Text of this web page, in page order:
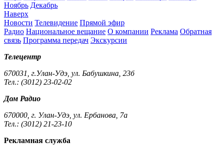
Ноябрь Декабрь
Наверх
Новости Телевидение Прямой эфир
Радио Национальное вещание О компании Реклама Обратная
связь Программа передач Экскурсии
Телецентр
670031, г.Улан-Удэ, ул. Бабушкина, 23б
Тел.: (3012) 23-02-02
Дом Радио
670000, г. Улан-Удэ, ул. Ербанова, 7а
Тел.: (3012) 21-23-10
Рекламная служба